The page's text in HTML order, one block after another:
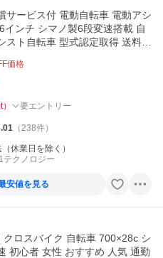
サービス付 電動自転車 電動アシ
インチ シマノ製6段変速搭載 自
ト自転車 型式認定取得 送料無
価格
） 要エントリー
（238件）
休業日を除く）
テクノロジー
安値を見る
クロスバイク 自転車 700×28c シ
初心者 女性 おすすめ 人気 通勤